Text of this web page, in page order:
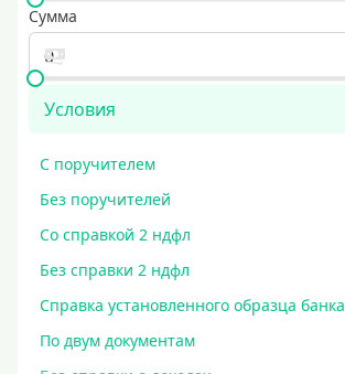
Сумма
Условия
С поручителем
Без поручителей
Со справкой 2 ндфл
Без справки 2 ндфл
Справка установленного образца банка
По двум документам